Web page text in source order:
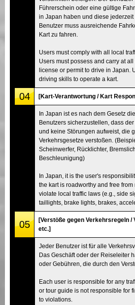
Führerschein oder eine gültige
in Japan haben und diese
Benutzer muss ausreichende
Kart zu fahren.
Users must comply with all local
Users must possess and carry at
license or permit to drive in Japan.
driving skills to operate a kart.
04 [Kart-Verantwortung / Kart
In Japan ist es nach dem Gesetz
Benutzers sicherzustellen, dass
und keine Störungen aufweist, die
Verkehrsgesetze verstoßen.
Scheinwerfer, Rücklichter,
Beschleunigung)
In Japan, it is the user's
the kart is roadworthy and free
violate local traffic laws (e.g., side
taillights, brake lights, brakes,
05
[Verstöße gegen Verkehrsregeln /
etc.]
Jeder Benutzer ist für alle
Das Geschäft oder der Reiseleiter
oder Gebühren, die durch den
Each user is responsible for any
or tour guide is not responsible for
to violations.